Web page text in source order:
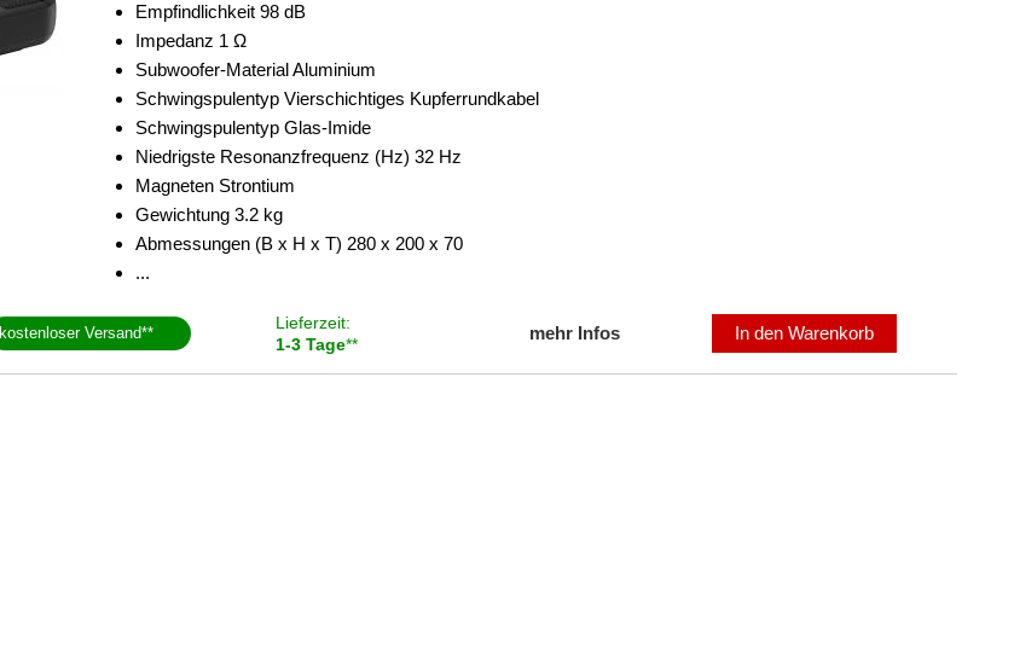
Empfindlichkeit 98 dB
Impedanz 1 Ω
Subwoofer-Material Aluminium
Schwingspulentyp Vierschichtiges Kupferrundkabel
Schwingspulentyp Glas-Imide
Niedrigste Resonanzfrequenz (Hz) 32 Hz
Magneten Strontium
Gewichtung 3.2 kg
Abmessungen (B x H x T) 280 x 200 x 70
...
kostenloser Versand**
Lieferzeit:
1-3 Tage**
mehr Infos In den Warenkorb